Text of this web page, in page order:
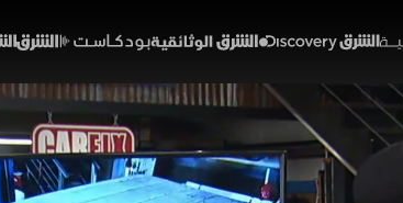
قوة سكاوت
منوعات
السيارات الحلقة 15